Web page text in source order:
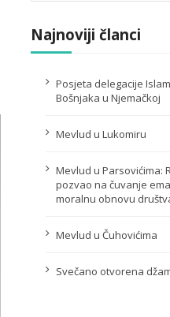
Najnoviji članci
Posjeta delegacije
Bošnjaka u Njemačkoj
Mevlud u Lukomiru
Mevlud u Parsovićima:
pozvao na čuvanje
moralnu obnovu
Mevlud u Čuhovićima
Svečano otvorena